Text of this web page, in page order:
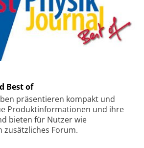
Best of
präsentieren kompakt und
Produkt­informationen und ihre
bieten für Nutzer wie
zusätzliches Forum.